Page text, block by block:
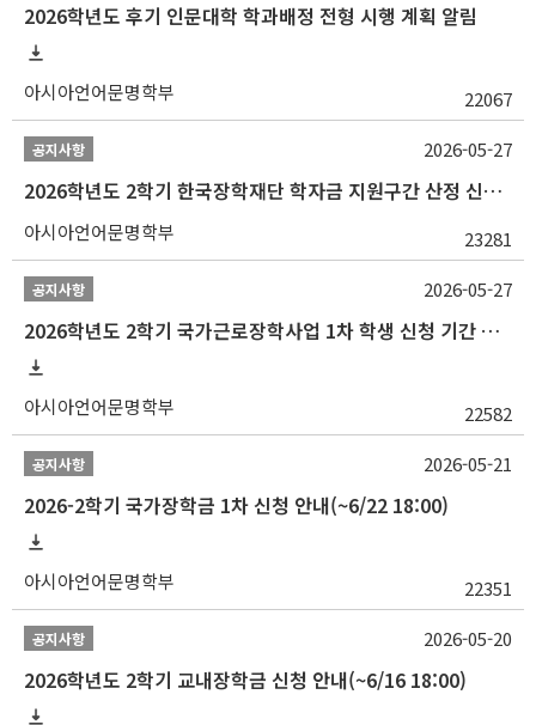
2026학년도 후기 인문대학 학과배정 전형 시행 계획 알림
아시아언어문명학부 22067
공지사항
2026학년도 2학기 한국장학재단 학자금 지원구간 산정 신청 안내
아시아언어문명학부 23281
2026-05-27
공지사항
2026학년도 2학기 국가근로장학사업 1차 학생 신청 기간 안내
아시아언어문명학부 22582
2026-05-27
공지사항
2026-2학기 국가장학금 1차 신청 안내(~6/22 18:00)
아시아언어문명학부 22351
2026-05-21
공지사항
2026학년도 2학기 교내장학금 신청 안내(~6/16 18:00)
2026-05-20